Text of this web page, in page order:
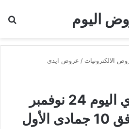
اليوم
الالكترونيات / عروض ايدي
عروض ايدي اليوم 24 نوفمبر
2023 الموافق 10 جمادى الأول